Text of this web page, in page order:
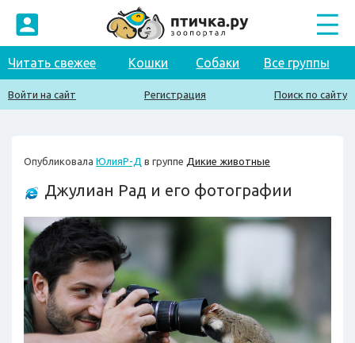
Читать свежее Кошки Собаки Все группы
Войти на сайт Регистрация Поиск по сайту
Опубликовала ЮлияР-Д в группе Дикие животные
Джулиан Рад и его фотографии